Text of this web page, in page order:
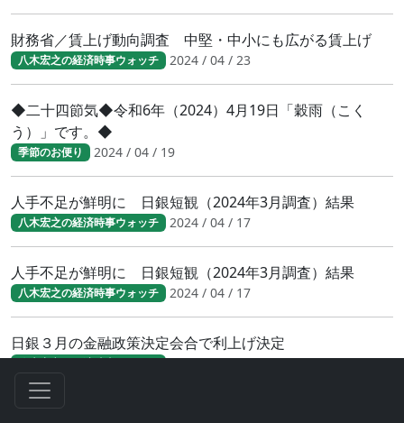
財務省／賃上げ動向調査 中堅・中小にも広がる賃上げ
八木宏之の経済時事ウォッチ 2024 / 04 / 23
◆二十四節気◆令和6年（2024）4月19日「穀雨（こく
う）」です。◆
季節のお便り 2024 / 04 / 19
人手不足が鮮明に 日銀短観（2024年3月調査）結果
八木宏之の経済時事ウォッチ 2024 / 04 / 17
人手不足が鮮明に 日銀短観（2024年3月調査）結果
八木宏之の経済時事ウォッチ 2024 / 04 / 17
日銀３月の金融政策決定会合で利上げ決定
八木宏之の経済時事ウォッチ 2024 / 04 / 02